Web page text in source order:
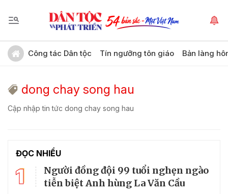
Công tác Dân tộc Tín ngưỡng tôn giáo Bản làng
dong chay song hau
Cập nhập tin tức dong chay song hau
ĐỌC NHIỀU
1
Người đồng đội 99 tuổi nghẹn ngào
tiễn biệt Anh hùng La Văn Cầu